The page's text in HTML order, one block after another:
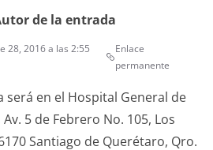
de la entrada
28, 2016 a las 2:55
Enlace
permanente
será en el Hospital General de
5 de Febrero No. 105, Los
Santiago de Querétaro, Qro.